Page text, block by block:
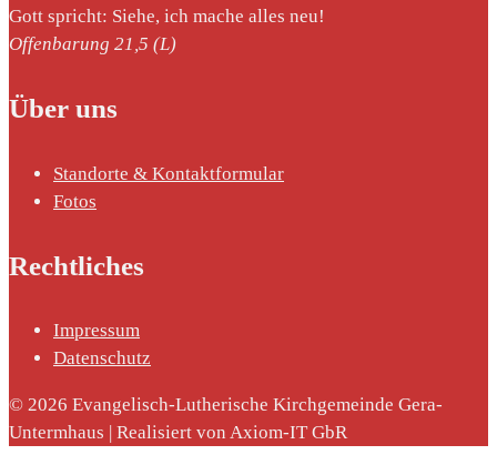
Gott spricht: Siehe, ich mache alles neu!
Offenbarung 21,5 (L)
Über uns
Standorte & Kontaktformular
Fotos
Rechtliches
Impressum
Datenschutz
© 2026 Evangelisch-Lutherische Kirchgemeinde Gera-
Untermhaus | Realisiert von Axiom-IT GbR